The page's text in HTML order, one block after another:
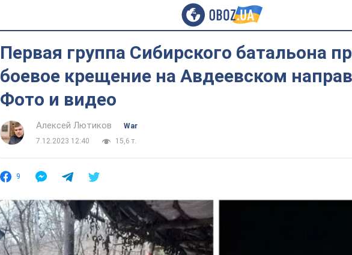
Первая группа Сибирского батальона
боевое крещение на Авдеевском
Фото и видео
Алексей Лютиков
War
7.12.2023 12:40
15,6 т.
9